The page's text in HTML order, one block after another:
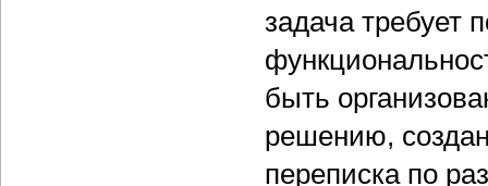
задача требует
быть
решению,
переписка по